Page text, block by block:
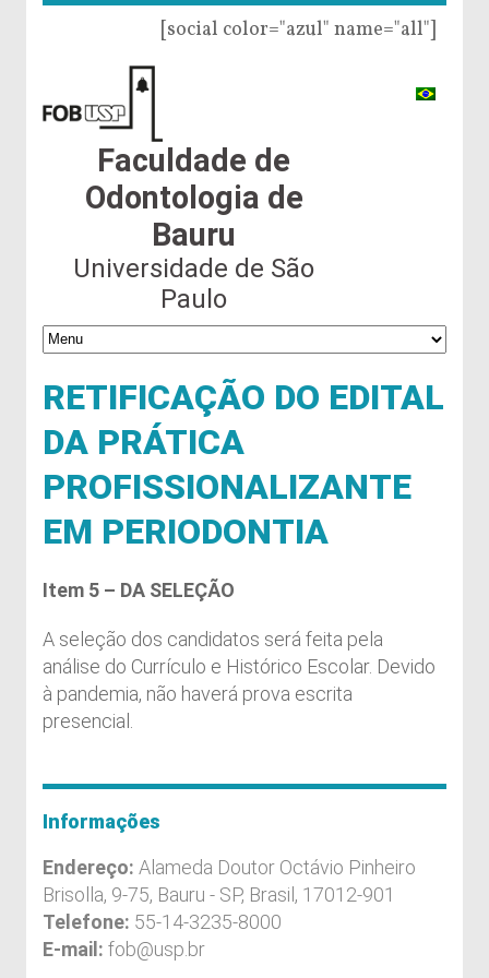
[social color="azul" name="all"]
Faculdade de
Odontologia de
Bauru
Universidade de São
Paulo
RETIFICAÇÃO DO EDITAL
DA PRÁTICA
PROFISSIONALIZANTE
EM PERIODONTIA
Item 5 – DA SELEÇÃO
A seleção dos candidatos será feita pela
análise do Currículo e Histórico Escolar. Devido
à pandemia, não haverá prova escrita
presencial.
Informações
Endereço: Alameda Doutor Octávio Pinheiro
Brisolla, 9-75, Bauru - SP, Brasil, 17012-901
Telefone: 55-14-3235-8000
E-mail: fob@usp.br